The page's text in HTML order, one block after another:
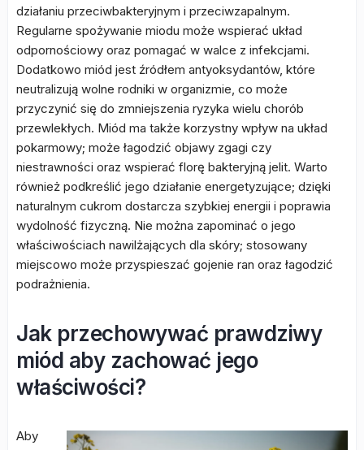
działaniu przeciwbakteryjnym i przeciwzapalnym.
Regularne spożywanie miodu może wspierać układ
odpornościowy oraz pomagać w walce z infekcjami.
Dodatkowo miód jest źródłem antyoksydantów, które
neutralizują wolne rodniki w organizmie, co może
przyczynić się do zmniejszenia ryzyka wielu chorób
przewlekłych. Miód ma także korzystny wpływ na układ
pokarmowy; może łagodzić objawy zgagi czy
niestrawności oraz wspierać florę bakteryjną jelit. Warto
również podkreślić jego działanie energetyzujące; dzięki
naturalnym cukrom dostarcza szybkiej energii i poprawia
wydolność fizyczną. Nie można zapominać o jego
właściwościach nawilżających dla skóry; stosowany
miejscowo może przyspieszać gojenie ran oraz łagodzić
podrażnienia.
Jak przechowywać prawdziwy
miód aby zachować jego
właściwości?
Aby